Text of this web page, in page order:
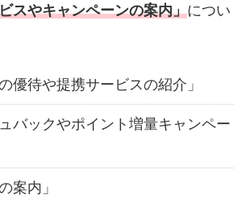
スやキャンペーンの案内」につい
優待や提携サービスの紹介」
バックやポイント増量キャンペー
案内」